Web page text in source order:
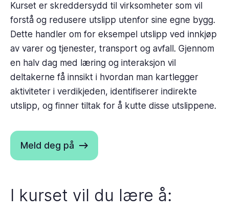
Kurset er skreddersydd til virksomheter som vil
forstå og redusere utslipp utenfor sine egne bygg.
Dette handler om for eksempel utslipp ved innkjøp
av varer og tjenester, transport og avfall. Gjennom
en halv dag med læring og interaksjon vil
deltakerne få innsikt i hvordan man kartlegger
aktiviteter i verdikjeden, identifiserer indirekte
utslipp, og finner tiltak for å kutte disse utslippene.
Meld deg på
I kurset vil du lære å: